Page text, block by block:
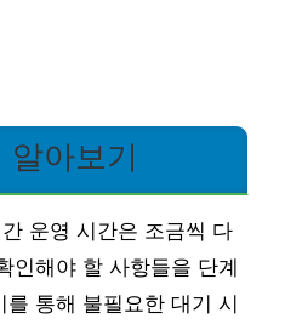
아보기
운영 시간은 조금씩 다
인해야 할 사항들을 단계
통해 불필요한 대기 시